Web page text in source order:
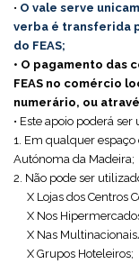
• O vale serve
verba é transferida
do FEAS;
• O pagamento das
FEAS no comércio
numerário, ou
• Este apoio poderá
1. Em qualquer
Autónoma da Madeira;
2. Não pode ser
X Lojas dos Centros
X Nos
X Nas
X Grupos Hoteleiros;